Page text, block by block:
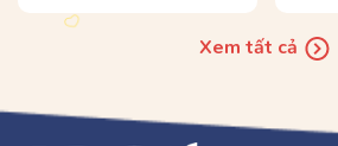
Xem tất cả